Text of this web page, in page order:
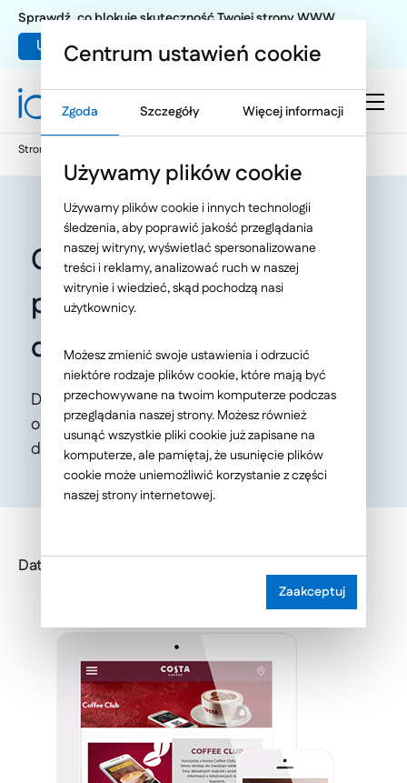
Umów warsztat UX
Sprawdź, co blokuje skuteczność Twojej strony WWW
Strona główna
Coffee Club – nowy
program lojalnościowy
dla Costa
Dedykowana platforma lojalnościowa
obsługująca dziesiątki tysięcy transakcji
dziennie.
Data publikacji: 2018-10-19
Centrum ustawień cookie
Zgoda Szczegóły Więcej informacji
Używamy plików cookie
Używamy plików cookie i innych technologii
śledzenia, aby poprawić jakość przeglądania
naszej witryny, wyświetlać spersonalizowane
treści i reklamy, analizować ruch w naszej
witrynie i wiedzieć, skąd pochodzą nasi
użytkownicy.
Możesz zmienić swoje ustawienia i odrzucić
niektóre rodzaje plików cookie, które mają być
przechowywane na twoim komputerze podczas
przeglądania naszej strony. Możesz również
usunąć wszystkie pliki cookie już zapisane na
komputerze, ale pamiętaj, że usunięcie plików
cookie może uniemożliwić korzystanie z części
naszej strony internetowej.
Zaakceptuj